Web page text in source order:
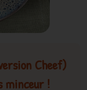
minceur !